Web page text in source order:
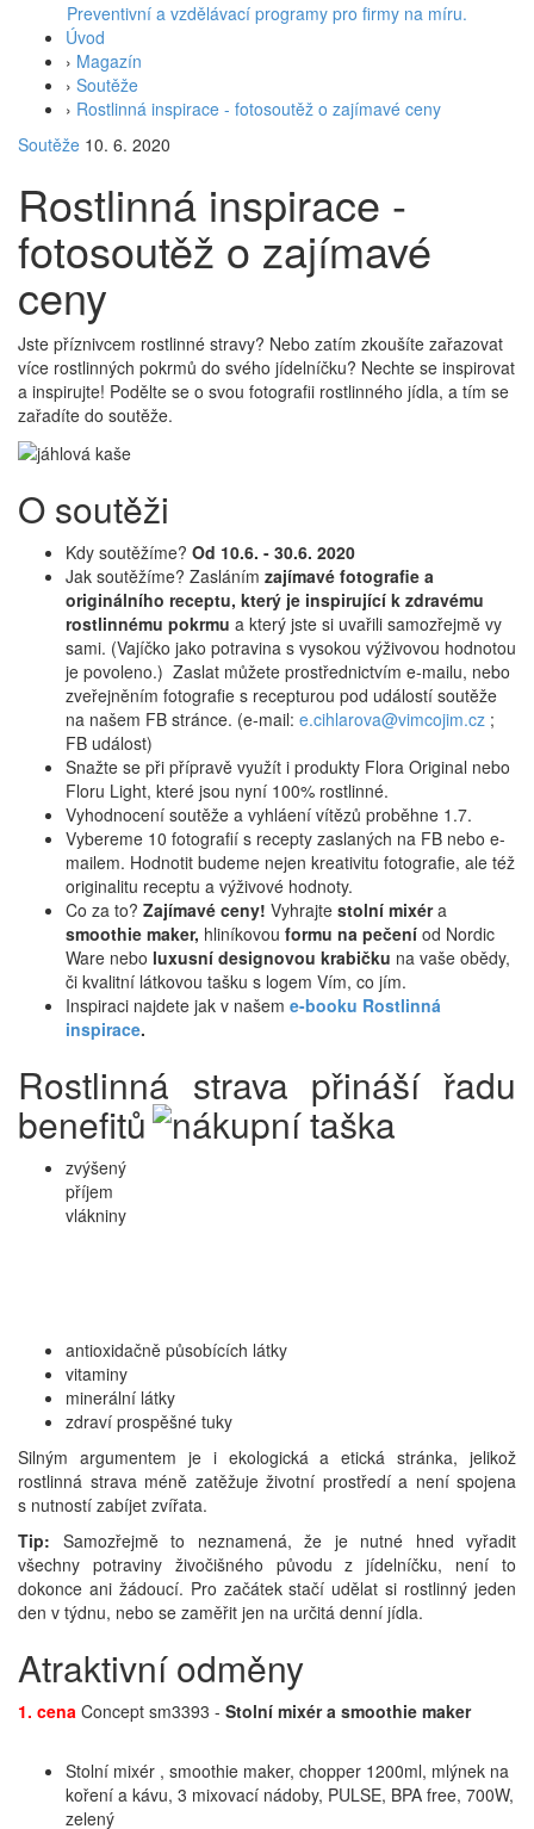
Preventivní a vzdělávací programy pro firmy na míru.
Úvod
› Magazín
› Soutěže
› Rostlinná inspirace - fotosoutěž o zajímavé ceny
Soutěže 10. 6. 2020
Rostlinná inspirace -
fotosoutěž o zajímavé
ceny
Jste příznivcem rostlinné stravy? Nebo zatím zkoušíte zařazovat
více rostlinných pokrmů do svého jídelníčku? Nechte se inspirovat
a inspirujte! Podělte se o svou fotografii rostlinného jídla, a tím se
zařadíte do soutěže.
O soutěži
Kdy soutěžíme? Od 10.6. - 30.6. 2020
Jak soutěžíme? Zasláním zajímavé fotografie a
originálního receptu, který je inspirující k zdravému
rostlinnému pokrmu a který jste si uvařili samozřejmě vy
sami. (Vajíčko jako potravina s vysokou výživovou hodnotou
je povoleno.) Zaslat můžete prostřednictvím e-mailu, nebo
zveřejněním fotografie s recepturou pod událostí soutěže
na našem FB stránce. (e-mail: e.cihlarova@vimcojim.cz ;
FB událost)
Snažte se při přípravě využít i produkty Flora Original nebo
Floru Light, které jsou nyní 100% rostlinné.
Vyhodnocení soutěže a vyhláení vítězů proběhne 1.7.
Vybereme 10 fotografií s recepty zaslaných na FB nebo e-
mailem. Hodnotit budeme nejen kreativitu fotografie, ale též
originalitu receptu a výživové hodnoty.
Co za to? Zajímavé ceny! Vyhrajte stolní mixéra
smoothie maker, hliníkovou formu na pečení od Nordic
Ware nebo luxusní designovou krabičku na vaše obědy,
či kvalitní látkovou tašku s logem Vím, co jím.
Inspiraci najdete jak v našem e-booku Rostlinná
inspirace.
Rostlinná strava přináší řadu
benefitů
zvýšený
příjem
vlákniny
antioxidačně působících látky
vitaminy
minerální látky
zdraví prospěšné tuky
Silným argumentem je i ekologická a etická stránka, jelikož
rostlinná strava méně zatěžuje životní prostředí a není spojena
s nutností zabíjet zvířata.
Tip: Samozřejmě to neznamená, že je nutné hned vyřadit
všechny potraviny živočišného původu z jídelníčku, není to
dokonce ani žádoucí. Pro začátek stačí udělat si rostlinný jeden
den v týdnu, nebo se zaměřit jen na určitá denní jídla.
Atraktivní odměny
1. cena Concept sm3393 - Stolní mixér a smoothie maker
Stolní mixér , smoothie maker, chopper 1200ml, mlýnek na
koření a kávu, 3 mixovací nádoby, PULSE, BPA free, 700W,
zelený